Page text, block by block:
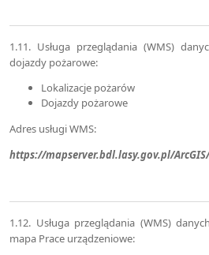
1.11. Usługa przeglądania (WMS)
dojazdy pożarowe:
Lokalizacje pożarów
Dojazdy pożarowe
Adres usługi WMS:
https://mapserver.bdl.lasy.gov.pl/ArcGIS/
1.12. Usługa przeglądania (WMS)
mapa Prace urządzeniowe: